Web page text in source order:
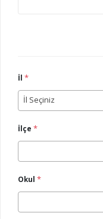
İl *
İl Seçiniz
İlçe *
Okul *